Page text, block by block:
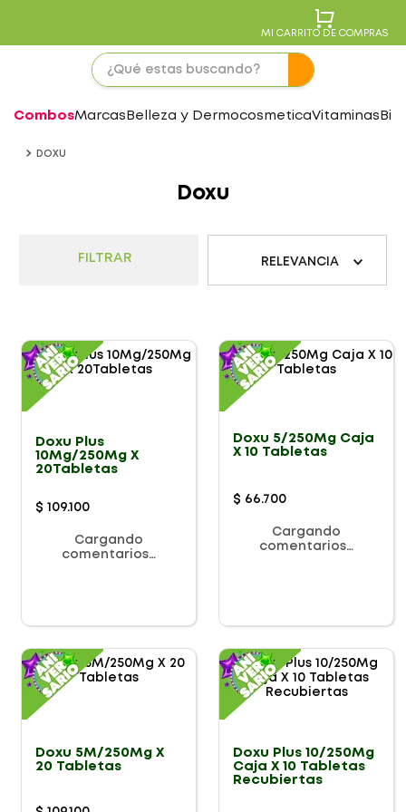
MI CARRITO DE COMPRAS
CombosMarcas Belleza y DermocosmeticaVitaminas
DOXU
Doxu
FILTRAR RELEVANCIA
Doxu Plus
10Mg/250Mg X
20Tabletas
$ 109.100
Cargando
comentarios…
Doxu 5/250Mg Caja
X 10 Tabletas
$ 66.700
Cargando
comentarios…
Doxu 5M/250Mg X
20 Tabletas
Doxu Plus 10/250Mg
Caja X 10 Tabletas
Recubiertas